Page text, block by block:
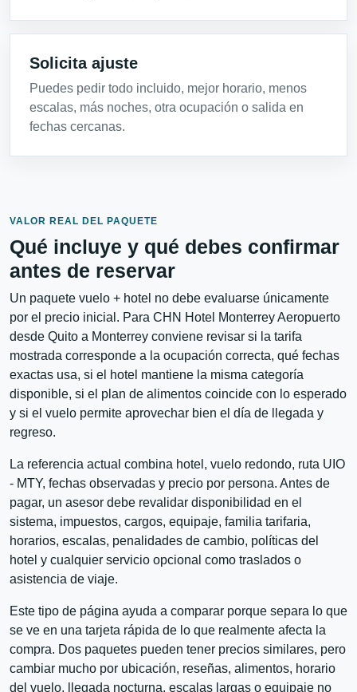
Solicita ajuste
Puedes pedir todo incluido, mejor horario, menos
escalas, más noches, otra ocupación o salida en
fechas cercanas.
VALOR REAL DEL PAQUETE
Qué incluye y qué debes confirmar
antes de reservar
Un paquete vuelo + hotel no debe evaluarse únicamente
por el precio inicial. Para CHN Hotel Monterrey Aeropuerto
desde Quito a Monterrey conviene revisar si la tarifa
mostrada corresponde a la ocupación correcta, qué fechas
exactas usa, si el hotel mantiene la misma categoría
disponible, si el plan de alimentos coincide con lo esperado
y si el vuelo permite aprovechar bien el día de llegada y
regreso.
La referencia actual combina hotel, vuelo redondo, ruta UIO
- MTY, fechas observadas y precio por persona. Antes de
pagar, un asesor debe revalidar disponibilidad en el
sistema, impuestos, cargos, equipaje, familia tarifaria,
horarios, escalas, penalidades de cambio, políticas del
hotel y cualquier servicio opcional como traslados o
asistencia de viaje.
Este tipo de página ayuda a comparar porque separa lo que
se ve en una tarjeta rápida de lo que realmente afecta la
compra. Dos paquetes pueden tener precios similares, pero
cambiar mucho por ubicación, reseñas, alimentos, horario
del vuelo, llegada nocturna, escalas largas o equipaje no